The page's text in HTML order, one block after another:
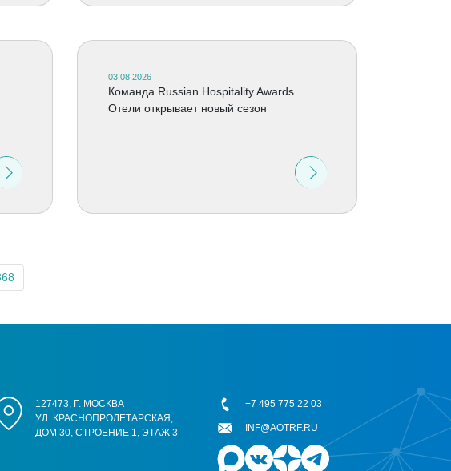
03.08.2026
Команда Russian Hospitality Awards.
Отели открывает новый сезон
127473, Г. МОСКВА
УЛ. КРАСНОПРОЛЕТАРСКАЯ,
ДОМ 30, СТРОЕНИЕ 1, ЭТАЖ 3
+7 495 775 22 03
INF@AOTRF.RU